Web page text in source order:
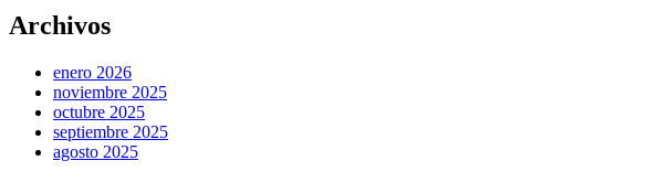
Archivos
enero 2026
noviembre 2025
octubre 2025
septiembre 2025
agosto 2025